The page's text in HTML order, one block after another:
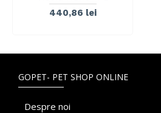
440,86 lei
GOPET- PET SHOP ONLINE
Despre noi